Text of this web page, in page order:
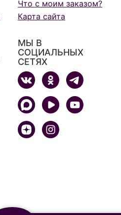
Что с моим заказом?
Карта сайта
МЫ В
СОЦИАЛЬНЫХ
СЕТЯХ